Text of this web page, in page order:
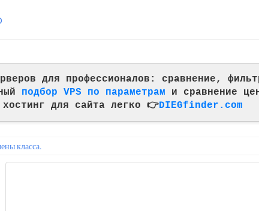
для профессионалов: сравнение,
подбор VPS по параметрам и сравнение
хостинг для сайта легко 👉DIEGfinder.com
класса.